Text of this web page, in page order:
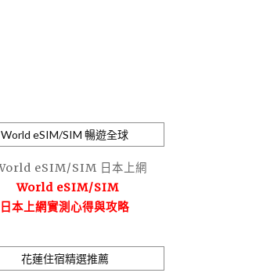
World eSIM/SIM 暢遊全球
World eSIM/SIM
日本上網實測心得與攻略
花蓮住宿精選推薦